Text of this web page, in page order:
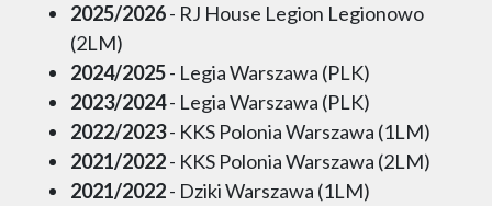
2025/2026- RJ House Legion Legionowo
(2LM)
2024/2025- Legia Warszawa (PLK)
2023/2024- Legia Warszawa (PLK)
2022/2023- KKS Polonia Warszawa (1LM)
2021/2022- KKS Polonia Warszawa (2LM)
2021/2022- Dziki Warszawa (1LM)